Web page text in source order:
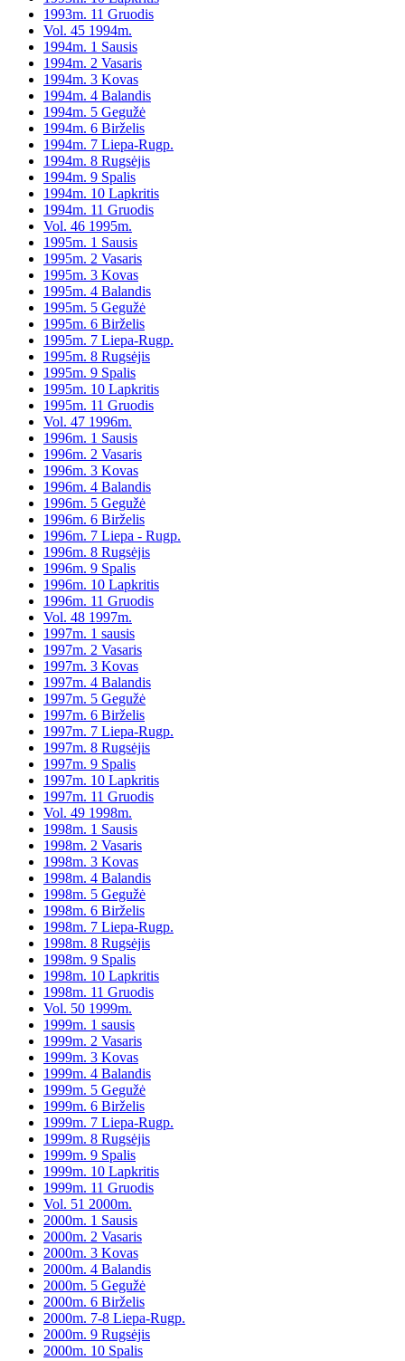
1993m. 11 Gruodis
Vol. 45 1994m.
1994m. 1 Sausis
1994m. 2 Vasaris
1994m. 3 Kovas
1994m. 4 Balandis
1994m. 5 Gegužė
1994m. 6 Birželis
1994m. 7 Liepa-Rugp.
1994m. 8 Rugsėjis
1994m. 9 Spalis
1994m. 10 Lapkritis
1994m. 11 Gruodis
Vol. 46 1995m.
1995m. 1 Sausis
1995m. 2 Vasaris
1995m. 3 Kovas
1995m. 4 Balandis
1995m. 5 Gegužė
1995m. 6 Birželis
1995m. 7 Liepa-Rugp.
1995m. 8 Rugsėjis
1995m. 9 Spalis
1995m. 10 Lapkritis
1995m. 11 Gruodis
Vol. 47 1996m.
1996m. 1 Sausis
1996m. 2 Vasaris
1996m. 3 Kovas
1996m. 4 Balandis
1996m. 5 Gegužė
1996m. 6 Birželis
1996m. 7 Liepa - Rugp.
1996m. 8 Rugsėjis
1996m. 9 Spalis
1996m. 10 Lapkritis
1996m. 11 Gruodis
Vol. 48 1997m.
1997m. 1 sausis
1997m. 2 Vasaris
1997m. 3 Kovas
1997m. 4 Balandis
1997m. 5 Gegužė
1997m. 6 Birželis
1997m. 7 Liepa-Rugp.
1997m. 8 Rugsėjis
1997m. 9 Spalis
1997m. 10 Lapkritis
1997m. 11 Gruodis
Vol. 49 1998m.
1998m. 1 Sausis
1998m. 2 Vasaris
1998m. 3 Kovas
1998m. 4 Balandis
1998m. 5 Gegužė
1998m. 6 Birželis
1998m. 7 Liepa-Rugp.
1998m. 8 Rugsėjis
1998m. 9 Spalis
1998m. 10 Lapkritis
1998m. 11 Gruodis
Vol. 50 1999m.
1999m. 1 sausis
1999m. 2 Vasaris
1999m. 3 Kovas
1999m. 4 Balandis
1999m. 5 Gegužė
1999m. 6 Birželis
1999m. 7 Liepa-Rugp.
1999m. 8 Rugsėjis
1999m. 9 Spalis
1999m. 10 Lapkritis
1999m. 11 Gruodis
Vol. 51 2000m.
2000m. 1 Sausis
2000m. 2 Vasaris
2000m. 3 Kovas
2000m. 4 Balandis
2000m. 5 Gegužė
2000m. 6 Birželis
2000m. 7-8 Liepa-Rugp.
2000m. 9 Rugsėjis
2000m. 10 Spalis